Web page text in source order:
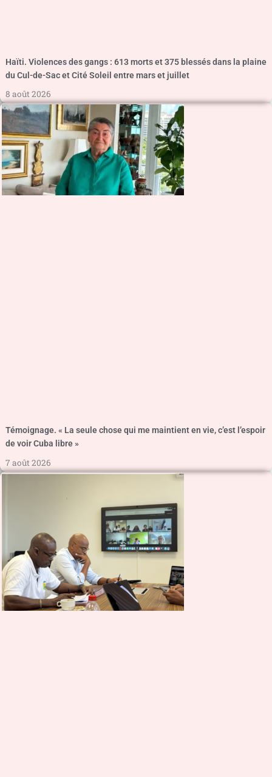
Haïti. Violences des gangs : 613 morts et 375 blessés dans la plaine
du Cul-de-Sac et Cité Soleil entre mars et juillet
8 août 2026
Témoignage. « La seule chose qui me maintient en vie, c’est l’espoir
de voir Cuba libre »
7 août 2026